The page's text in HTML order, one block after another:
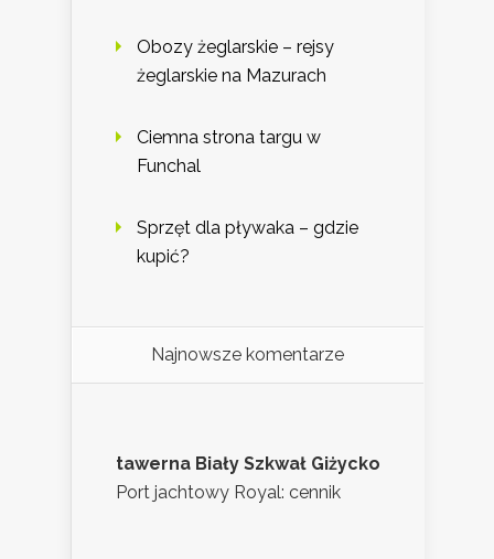
Obozy żeglarskie – rejsy
żeglarskie na Mazurach
Ciemna strona targu w
Funchal
Sprzęt dla pływaka – gdzie
kupić?
Najnowsze komentarze
tawerna Biały Szkwał Giżycko
Port jachtowy Royal: cennik